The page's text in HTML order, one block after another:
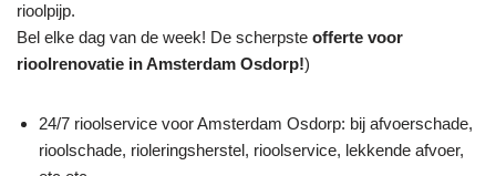
rioolpijp.
Bel elke dag van de week! De scherpste offerte voor
rioolrenovatie in Amsterdam Osdorp!)
24/7 rioolservice voor Amsterdam Osdorp: bij afvoerschade,
rioolschade, rioleringsherstel, rioolservice, lekkende afvoer,